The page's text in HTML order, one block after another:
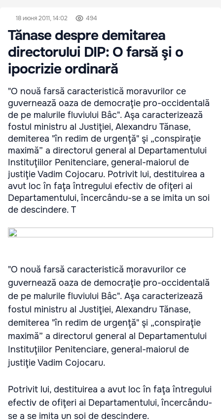
18 июня 2011, 14:02 494
Tănase despre demitarea
directorului DIP: O farsă şi o
ipocrizie ordinară
"O nouă farsă caracteristică moravurilor ce
guvernează oaza de democraţie pro-occidentală
de pe malurile fluviului Bâc". Aşa caracterizează
fostul ministru al Justiţiei, Alexandru Tănase,
demiterea "în redim de urgenţă" şi „conspiraţie
maximă” a directorul general al Departamentului
Instituţiilor Penitenciare, general-maiorul de
justiţie Vadim Cojocaru. Potrivit lui, destituirea a
avut loc în faţa întregului efectiv de ofiţeri ai
Departamentului, încercându-se a se imita un soi
de descindere. T
"O nouă farsă caracteristică moravurilor ce
guvernează oaza de democraţie pro-occidentală
de pe malurile fluviului Bâc". Aşa caracterizează
fostul ministru al Justiţiei, Alexandru Tănase,
demiterea "în redim de urgenţă" şi „conspiraţie
maximă” a directorul general al Departamentului
Instituţiilor Penitenciare, general-maiorul de
justiţie Vadim Cojocaru.
Potrivit lui, destituirea a avut loc în faţa întregului
efectiv de ofiţeri ai Departamentului, încercându-
se a se imita un soi de descindere.